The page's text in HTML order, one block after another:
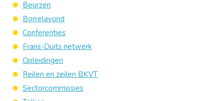
Beurzen
Borrelavond
Conferenties
Frans-Duits netwerk
Opleidingen
Reilen en zeilen BKVT
Sectorcommissies